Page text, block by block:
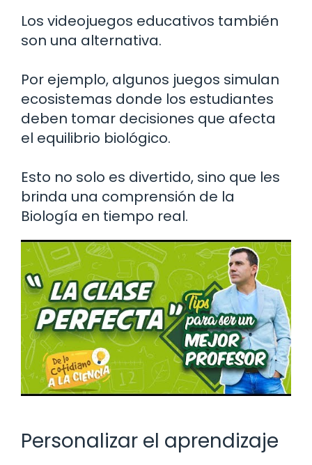
Los videojuegos educativos también
son una alternativa.
Por ejemplo, algunos juegos simulan
ecosistemas donde los estudiantes
deben tomar decisiones que afecta
el equilibrio biológico.
Esto no solo es divertido, sino que les
brinda una comprensión de la
Biología en tiempo real.
Personalizar el aprendizaje